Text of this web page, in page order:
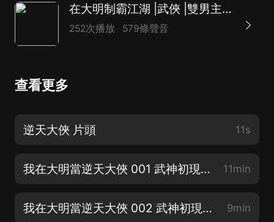
在大明制霸江湖 |武俠 |雙男主慢更版
252次播放 579條聲音
查看更多
逆天大俠 片頭 11s
我在大明當逆天大俠 001 武神初現(01).mp3 11min
我在大明當逆天大俠 002 武神初現(02).mp3 9min